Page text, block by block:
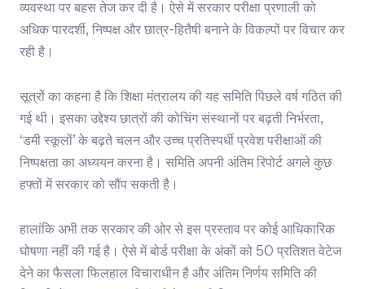
व्यवस्था पर बहस तेज कर दी है। ऐसे में सरकार परीक्षा प्रणाली को
अधिक पारदर्शी, निष्पक्ष और छात्र-हितैषी बनाने के विकल्पों पर विचार कर
रही है।
सूत्रों का कहना है कि शिक्षा मंत्रालय की यह समिति पिछले वर्ष गठित की
गई थी। इसका उद्देश्य छात्रों की कोचिंग संस्थानों पर बढ़ती निर्भरता,
‘डमी स्कूलों’ के बढ़ते चलन और उच्च प्रतिस्पर्धी प्रवेश परीक्षाओं की
निष्पक्षता का अध्ययन करना है। समिति अपनी अंतिम रिपोर्ट अगले कुछ
हफ्तों में सरकार को सौंप सकती है।
हालांकि अभी तक सरकार की ओर से इस प्रस्ताव पर कोई आधिकारिक
घोषणा नहीं की गई है। ऐसे में बोर्ड परीक्षा के अंकों को 50 प्रतिशत वेटेज
देने का फैसला फिलहाल विचाराधीन है और अंतिम निर्णय समिति की